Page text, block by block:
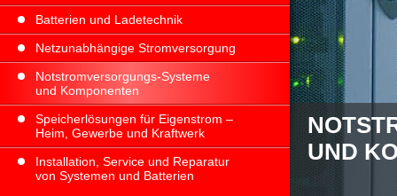
UND
Batterien und Ladetechnik
Netzunabhängige Stromversorgung
Notstromversorgungs-Systeme
und Komponenten
Speicherlösungen für Eigenstrom –
Heim, Gewerbe und Kraftwerk
Installation, Service und Reparatur
von Systemen und Batterien